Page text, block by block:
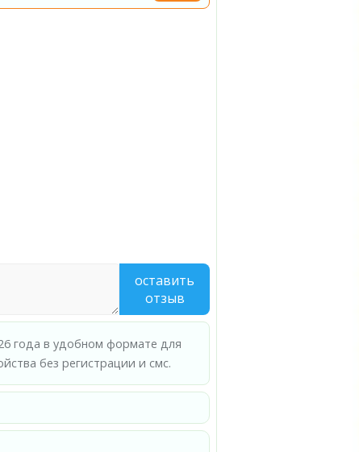
оставить
отзыв
года в удобном формате для
без регистрации и смс.